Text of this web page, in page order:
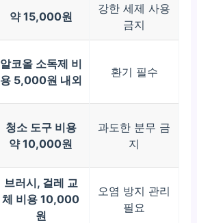
약 15,000원
강한 세제 사용
금지
알코올 소독제 비
용 5,000원 내외
환기 필수
청소 도구 비용
약 10,000원
과도한 분무 금
지
브러시, 걸레 교
체 비용 10,000
원
오염 방지 관리
필요